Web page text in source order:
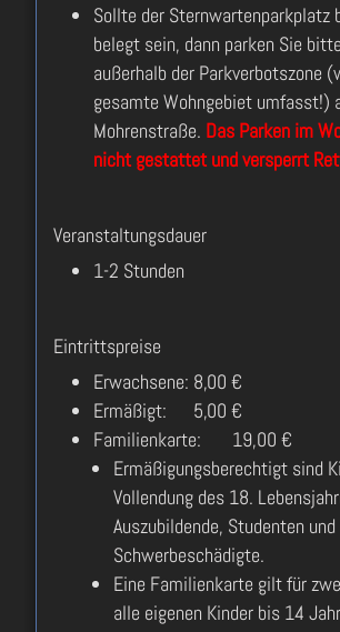
Sollte der Sternwartenparkplatz
belegt sein, dann parken Sie
außerhalb der Parkverbotszone
gesamte Wohngebiet umfasst!)
Mohrenstraße. Das Parken im
nicht gestattet und versperrt
Veranstaltungsdauer
1-2 Stunden
Eintrittspreise
Erwachsene: 8,00 €
Ermäßigt: 5,00 €
Familienkarte: 19,00 €
Ermäßigungsberechtigt sind
Vollendung des 18.
Auszubildende, Studenten und
Schwerbeschädigte.
Eine Familienkarte gilt für
alle eigenen Kinder bis 14